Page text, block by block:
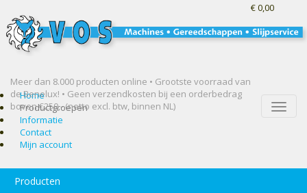
Meer dan 8.000 producten online • Grootste voorraad van
de Benelux! • Geen verzendkosten bij een orderbedrag
boven €250,- (netto excl. btw, binnen NL)
€ 0,00
Toggle
Home
Productgroepen
Informatie
Contact
Mijn account
Producten